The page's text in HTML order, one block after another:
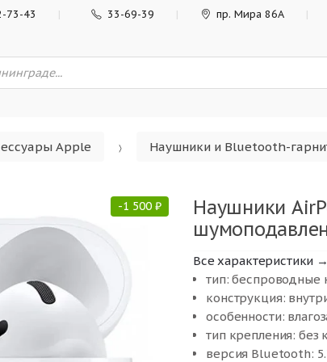
73-43 33-69-39 пр. Мира 86А
Apple Наушники и Bluetooth-
-1 500 ₽
Наушники
Все характеристики →
тип: беспроводные
конструкция:
особенности:
тип крепления: без
версия Bluetooth: